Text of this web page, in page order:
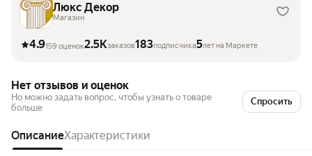
Люкс Декор
Магазин
4.9159 оценок2.5Kзаказов183подписчика5лет на Маркете
Нет отзывов и оценок
Но можно задать вопрос, чтобы узнать о товаре
больше
Спросить
ОписаниеХарактеристики